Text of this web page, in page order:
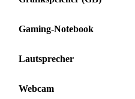
Gaming-Notebook
Lautsprecher
Webcam